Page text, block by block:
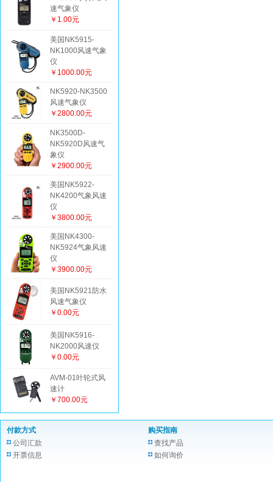
速气象仪
￥1.00元
美国NK5915-
NK1000风速气象
仪
￥1000.00元
NK5920-NK3500
风速气象仪
￥2800.00元
NK3500D-
NK5920D风速气
象仪
￥2900.00元
美国NK5922-
NK4200气象风速
仪
￥3800.00元
美国NK4300-
NK5924气象风速
仪
￥3900.00元
美国NK5921防水
风速气象仪
￥0.00元
美国NK5916-
NK2000风速仪
￥0.00元
AVM-01叶轮式风
速计
￥700.00元
付款方式
公司汇款
开票信息
购买指南
查找产品
如何询价